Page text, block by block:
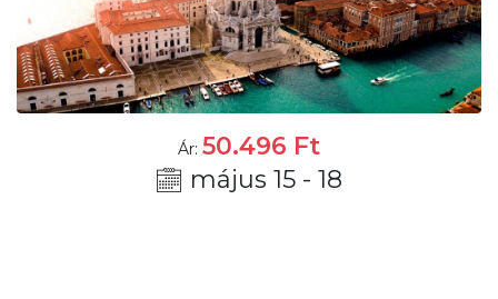
Ár: 50.496 Ft
május 15 - 18